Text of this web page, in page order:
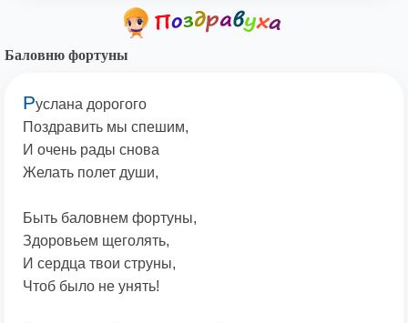
Баловню фортуны
Руслана дорогого
Поздравить мы спешим,
И очень рады снова
Желать полет души,
Быть баловнем фортуны,
Здоровьем щеголять,
И сердца твои струны,
Чтоб было не унять!